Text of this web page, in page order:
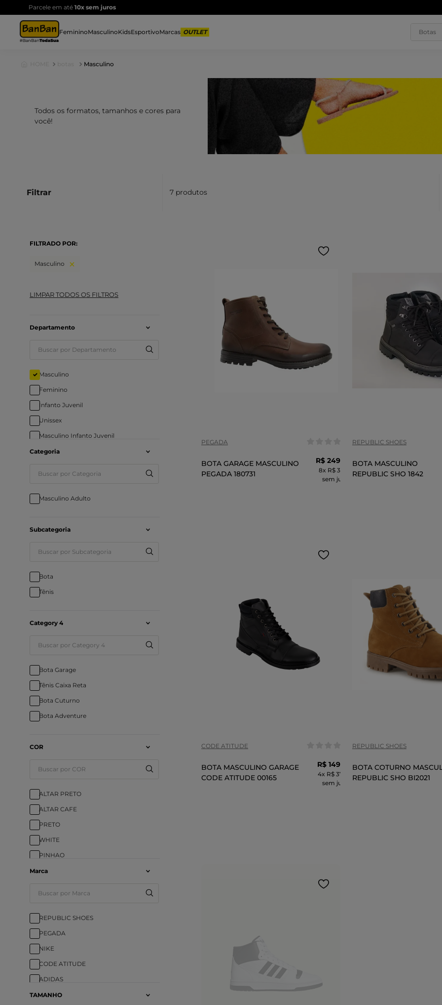
FemininoMasculinoKidsEsportivoMarcas
Masculino
Todos os formatos, tamanhos e cores para
você!
Filtrar 7 produtos
FILTRADO POR:
Masculino
Departamento
Masculino
Feminino
Infanto Juvenil
Unissex
Masculino Infanto Juvenil
Infantil Kids
Categoria
Masculino Adulto
Subcategoria
Bota
Tênis
Category 4
Bota Garage
Tênis Caixa Reta
Bota Cuturno
Bota Adventure
COR
ALTAR PRETO
ALTAR CAFE
PRETO
WHITE
PINHAO
CAMEO
Marca
REPUBLIC SHOES
PEGADA
NIKE
CODE ATITUDE
ADIDAS
TAMANHO
PEGADA
BOTA GARAGE MASCULINO
PEGADA 180731
R$ 249
8x R$ 31,24
sem juros
REPUBLIC SHOES
BOTA MASCULINO
REPUBLIC SHO 1842
CODE ATITUDE
BOTA MASCULINO GARAGE
CODE ATITUDE 00165
R$ 149
4x R$ 37,49
sem juros
REPUBLIC SHOES
BOTA COTURNO
REPUBLIC SHO BI2021